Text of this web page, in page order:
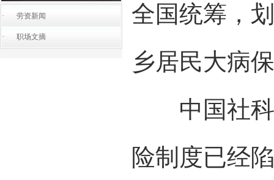
· 劳资新闻
· 职场文摘
全国统筹，
乡居民大病
中国社科
险制度已经